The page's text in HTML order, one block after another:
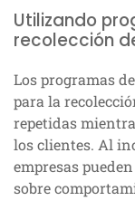
Utilizando
recolección
Los programas
para la
repetidas
los clientes. Al
empresas
sobre